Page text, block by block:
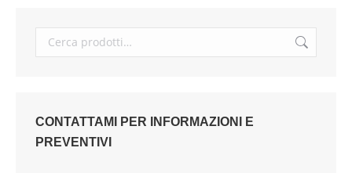
CONTATTAMI PER INFORMAZIONI E
PREVENTIVI